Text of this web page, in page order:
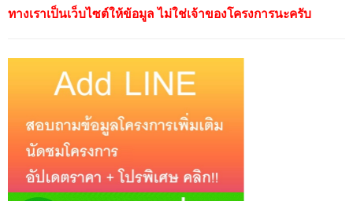
ทางเราเป็นเว็บไซต์ให้ข้อมูล ไม่ใช่เจ้าของโครงการนะครับ